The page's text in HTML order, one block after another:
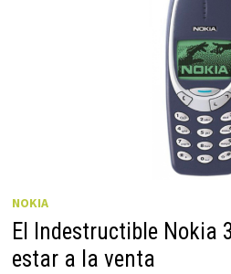
NOKIA
El Indestructible Nokia
estar a la venta